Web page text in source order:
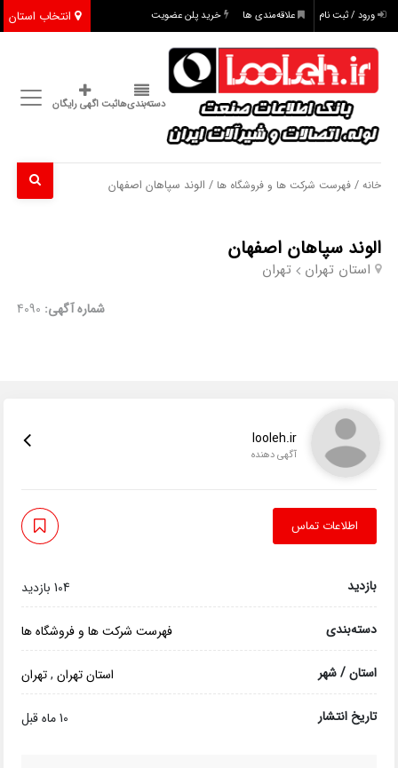
انتخاب استان ورود / ثبت نام علاقه‌مندی ها خرید پلن عضویت
دسته‌بندی‌هاثبت اگهی رایگان
خانه /فهرست شرکت ها و فروشگاه ها / الوند سپاهان اصفهان
الوند سپاهان اصفهان
استان تهران تهران
شماره آگهی: 4090
looleh.ir
آگهی دهنده
اطلاعات تماس
بازدید 104 بازدید
دسته‌بندی فهرست شرکت ها و فروشگاه ها
استان / شهر استان تهران,تهران
تاریخ انتشار 10 ماه قبل